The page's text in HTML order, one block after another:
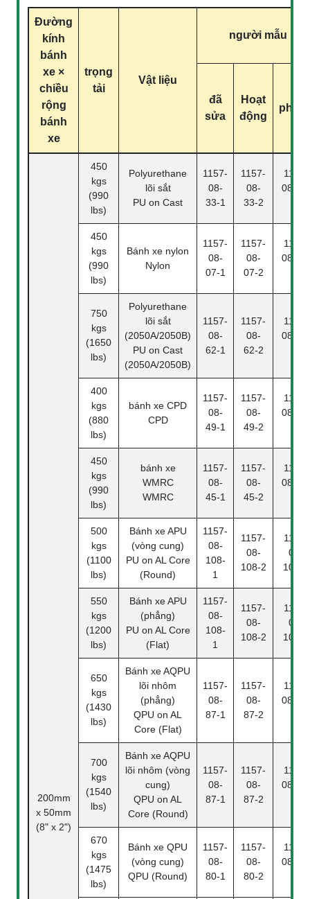
Đường
kính
bánh
xe ×
chiều
rộng
bánh
xe
trọng
tải
Vật liệu
người mẫu
đã
sửa
Hoạt
động
200mm
x 50mm
(8" x 2")
450
kgs
(990
lbs)
Polyurethane
lõi sắt
PU on Cast
1157-
08-
33-1
1157-
08-
33-2
1157-
08-33-
450
kgs
(990
lbs)
Bánh xe nylon
Nylon
1157-
08-
07-1
1157-
08-
07-2
1157-
08-07-
750
kgs
(1650
lbs)
Polyurethane
lõi sắt
(2050A/2050B)
PU on Cast
(2050A/2050B)
1157-
08-
62-1
1157-
08-
62-2
1157-
08-62-
400
kgs
(880
lbs)
bánh xe CPD
CPD
1157-
08-
49-1
1157-
08-
49-2
1157-
08-49-
450
kgs
(990
lbs)
bánh xe
WMRC
WMRC
1157-
08-
45-1
1157-
08-
45-2
1157-
08-45-
500
kgs
(1100
lbs)
Bánh xe APU
(vòng cung)
PU on AL Core
(Round)
1157-
08-
108-
1
1157-
08-
108-2
1157-
08-
108-4
550
kgs
(1200
lbs)
Bánh xe APU
(phẳng)
PU on AL Core
(Flat)
1157-
08-
108-
1
1157-
08-
108-2
1157-
08-
108-4
650
kgs
(1430
lbs)
Bánh xe AQPU
lõi nhôm
(phẳng)
QPU on AL
Core (Flat)
1157-
08-
87-1
1157-
08-
87-2
1157-
08-87-
700
kgs
(1540
lbs)
Bánh xe AQPU
lõi nhôm (vòng
cung)
QPU on AL
Core (Round)
1157-
08-
87-1
1157-
08-
87-2
1157-
08-87-
670
kgs
(1475
lbs)
Bánh xe QPU
(vòng cung)
QPU (Round)
1157-
08-
80-1
1157-
08-
80-2
1157-
08-80-